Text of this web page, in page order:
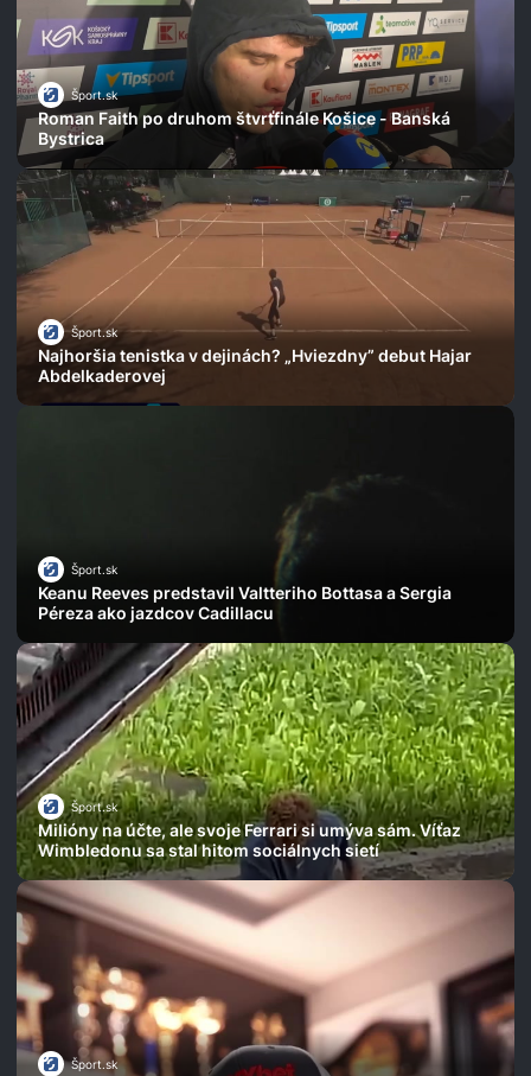
Šport.sk
Roman Faith po druhom štvrťfinále Košice - Banská
Bystrica
Šport.sk
Najhoršia tenistka v dejinách? „Hviezdny” debut Hajar
Abdelkaderovej
Šport.sk
Keanu Reeves predstavil Valtteriho Bottasa a Sergia
Péreza ako jazdcov Cadillacu
Šport.sk
Milióny na účte, ale svoje Ferrari si umýva sám. Víťaz
Wimbledonu sa stal hitom sociálnych sietí
Šport.sk